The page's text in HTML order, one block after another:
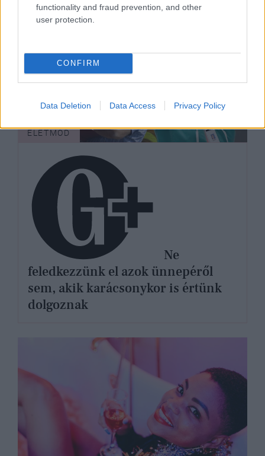
functionality and fraud prevention, and other
user protection.
CONFIRM
Data Deletion Data Access Privacy Policy
ÉLETMÓD
feledkezzünk el azok ünnepéről
sem, akik karácsonykor is értünk
dolgoznak